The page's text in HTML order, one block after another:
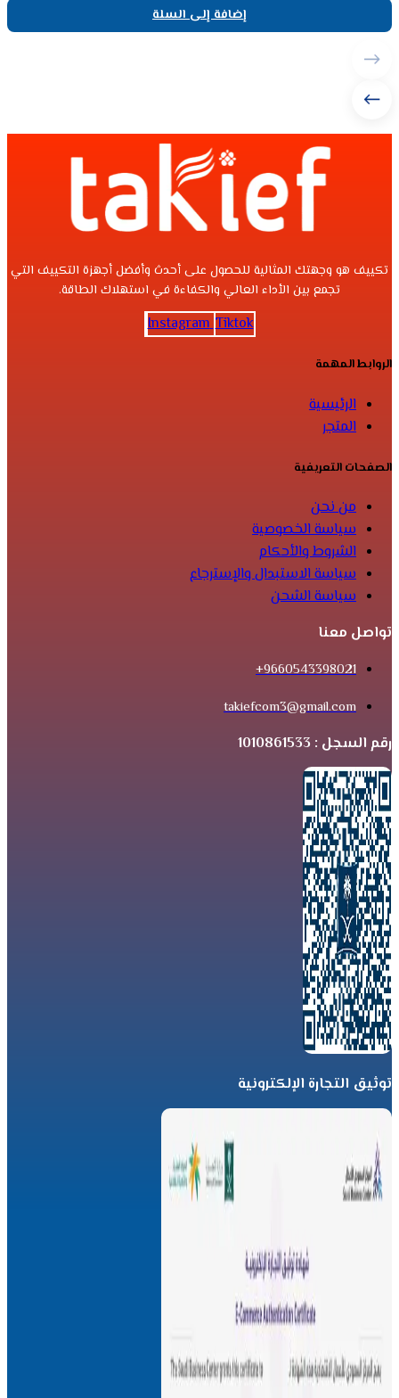
إضافة إلى السلة
تكييف هو وجهتك المثالية للحصول على أحدث وأفضل أجهزة التكييف التي
تجمع بين الأداء العالي والكفاءة في استهلاك الطاقة.
Instagram Tiktok
الروابط المهمة
الرئيسية
المتجر
الصفحات التعريفية
من نحن
سياسة الخصوصية
الشروط والأحكام
سياسة الاستبدال والإسترجاع
سياسة الشحن
تواصل معنا
9660543398021+
takiefcom3@gmail.com
رقم السجل : 1010861533
توثيق التجارة الإلكترونية